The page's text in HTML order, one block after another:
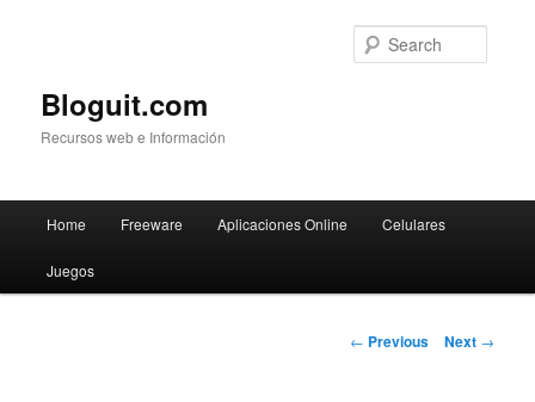
Bloguit.com
Recursos web e Información
Skip
to
Home Freeware Aplicaciones Online Celulares
Juegos
Post
← Previous Next →